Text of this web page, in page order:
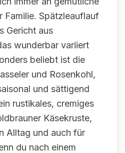
Familie. Spätzleauflauf
Gericht aus
wunderbar variiert
beliebt ist die
und Rosenkohl,
und sättigend
rustikales, cremiges
Käsekruste,
Alltag und auch für
du nach einem